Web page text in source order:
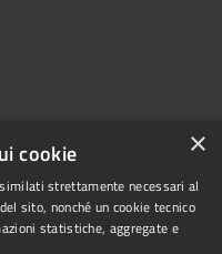
Copyright © 2026 • Comune di
×
cookie
strettamente necessari al
sito, nonché un cookie tecnico
statistiche, aggregate e